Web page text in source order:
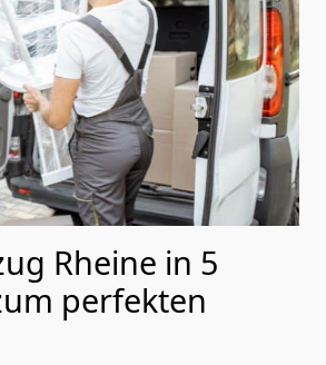
Rheine in 5
perfekten